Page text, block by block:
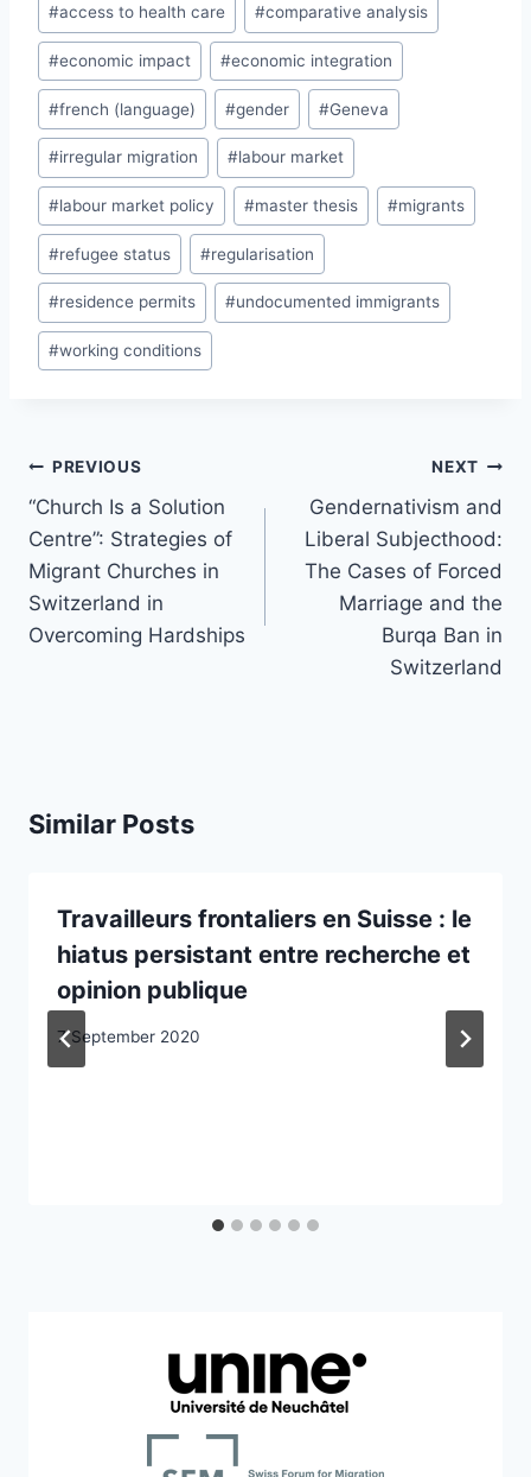
#access to health care #comparative analysis
#economic impact #economic integration
#french (language) #gender #Geneva
#irregular migration #labour market
#labour market policy #master thesis #migrants
#refugee status #regularisation
#residence permits #undocumented immigrants
#working conditions
Post
navigation
PREVIOUS
“Church Is a Solution
Centre”: Strategies of
Migrant Churches in
Switzerland in
Overcoming Hardships
NEXT
Gendernativism and
Liberal Subjecthood:
The Cases of Forced
Marriage and the
Burqa Ban in
Switzerland
Similar Posts
Travailleurs frontaliers en Suisse : le
hiatus persistant entre recherche et
opinion publique
7 September 2020